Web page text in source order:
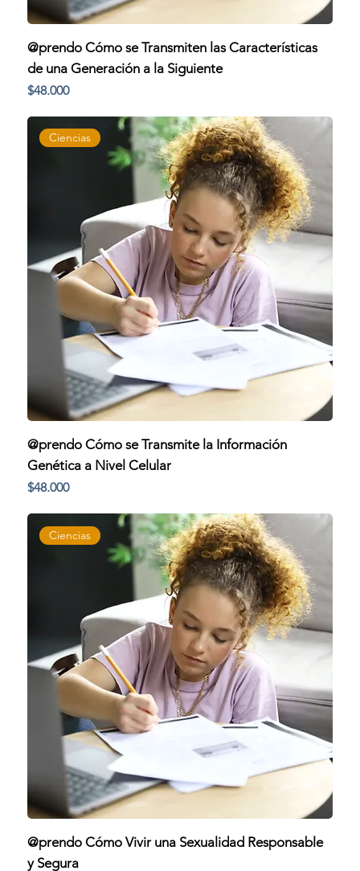
@prendo Cómo se Transmiten las Características
de una Generación a la Siguiente
Precio
$48.000
Ciencias
@prendo Cómo se Transmite la Información
Genética a Nivel Celular
Precio
$48.000
Ciencias
@prendo Cómo Vivir una Sexualidad Responsable
y Segura